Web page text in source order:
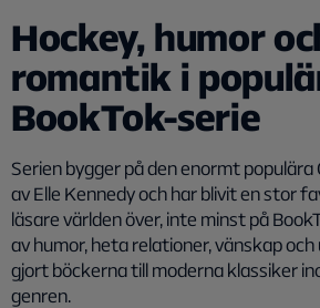
Hockey, humor
romantik i
BookTok-serie
Serien bygger på den enormt
av Elle Kennedy och har blivit en stor
läsare världen över, inte minst på
av humor, heta relationer, vänskap
gjort böckerna till moderna klassiker
genren.